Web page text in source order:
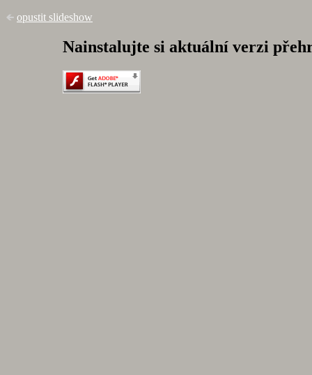
opustit slideshow
Nainstalujte si aktuální verzi